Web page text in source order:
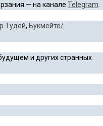
— на канале Telegram
, Букмейте/
и других странных